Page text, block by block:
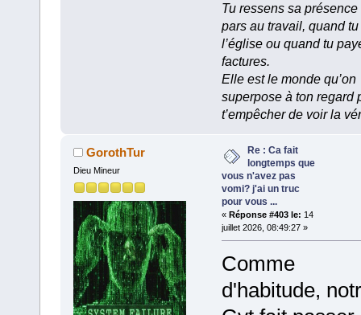
Tu ressens sa
pars au travail, quand
l’église ou quand tu
factures.
Elle est le monde qu’on
superpose à ton regard
t’empêcher de voir la
GorothTur
Dieu Mineur
Re : Ca fait
longtemps que
vous n'avez pas
vomi? j'ai un truc
pour vous ...
« Réponse #403 le: 14
juillet 2026, 08:49:27 »
Comme
d'habitude,